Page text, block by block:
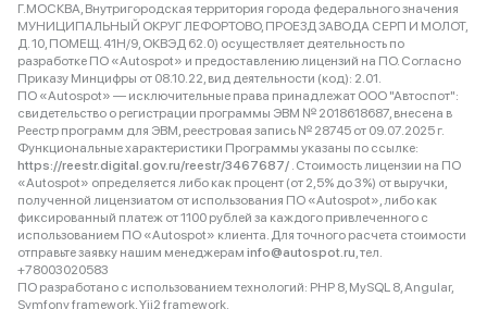
Г.МОСКВА, Внутригородская территория города федерального значения
МУНИЦИПАЛЬНЫЙ ОКРУГ ЛЕФОРТОВО, ПРОЕЗД ЗАВОДА СЕРП И МОЛОТ,
Д. 10, ПОМЕЩ. 41Н/9, ОКВЭД 62.0) осуществляет деятельность по
разработке ПО «Autospot» и предоставлению лицензий на ПО. Согласно
Приказу Минцифры от 08.10.22, вид деятельности (код): 2.01.
ПО «Autospot» — исключительные права принадлежат ООО "Автоспот":
свидетельство о регистрации программы ЭВМ № 2018618687, внесена в
Реестр программ для ЭВМ, реестровая запись № 28745 от 09.07.2025 г.
Функциональные характеристики Программы указаны по ссылке:
https://reestr.digital.gov.ru/reestr/3467687/ . Стоимость лицензии на ПО
«Autospot» определяется либо как процент (от 2,5% до 3%) от выручки,
полученной лицензиатом от использования ПО «Autospot», либо как
фиксированный платеж от 1100 рублей за каждого привлеченного с
использованием ПО «Autospot» клиента. Для точного расчета стоимости
отправьте заявку нашим менеджерам info@autospot.ru, тел.
+78003020583
ПО разработано с использованием технологий: PHP 8, MySQL 8, Angular,
Symfony framework, Yii2 framework.